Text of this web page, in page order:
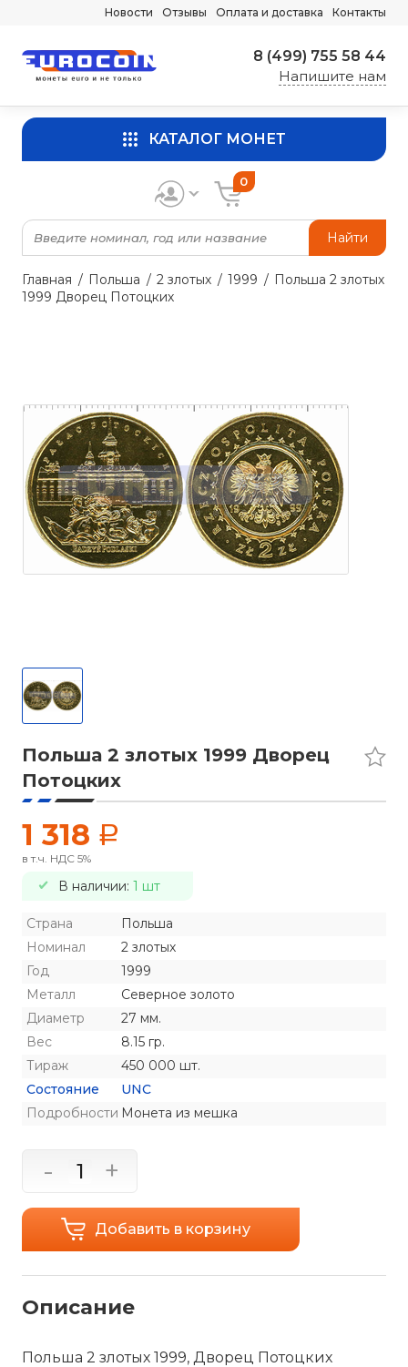
Новости Отзывы Оплата и доставка Контакты
8 (499) 755 58 44
Напишите нам
КАТАЛОГ МОНЕТ
Найти
0
Главная Польша 2 злотых 1999
Польша 2 злотых
1999 Дворец Потоцких
Польша 2 злотых 1999 Дворец
Потоцких
1 318 a
в т.ч. НДС 5%
В наличии: 1 шт
Страна
Польша
Номинал
2 злотых
Год
1999
Металл
Северное золото
Диаметр
27 мм.
Вес
8.15 гр.
Тираж
450 000 шт.
Состояние
UNC
Подробности Монета из мешка
- +
Добавить в корзину
Описание
Польша 2 злотых 1999, Дворец Потоцких